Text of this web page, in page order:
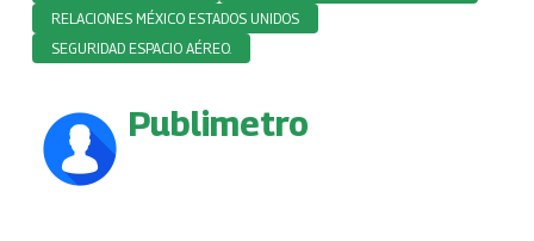
RELACIONES MÉXICO ESTADOS UNIDOS
SEGURIDAD ESPACIO AÉREO.
Publimetro